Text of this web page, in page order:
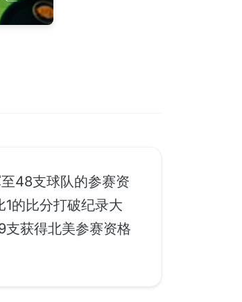
48支球队的参赛资
的比分打破纪录大
获得北美参赛资格